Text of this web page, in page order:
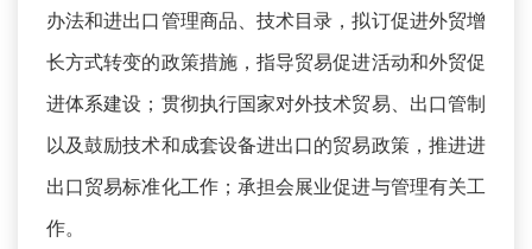
办法和进出口管理商品、技术目录，拟订促进外贸增
长方式转变的政策措施，指导贸易促进活动和外贸促
进体系建设；贯彻执行国家对外技术贸易、出口管制
以及鼓励技术和成套设备进出口的贸易政策，推进进
出口贸易标准化工作；承担会展业促进与管理有关工
作。